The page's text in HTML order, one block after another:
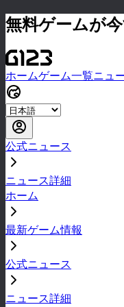
無料ゲームが
ホームゲーム一覧ニュ
公式ニュース
ニュース詳細
ホーム
最新ゲーム情報
公式ニュース
ニュース詳細